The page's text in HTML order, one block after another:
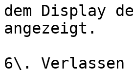
dem Display
angezeigt.
6\. Verlassen